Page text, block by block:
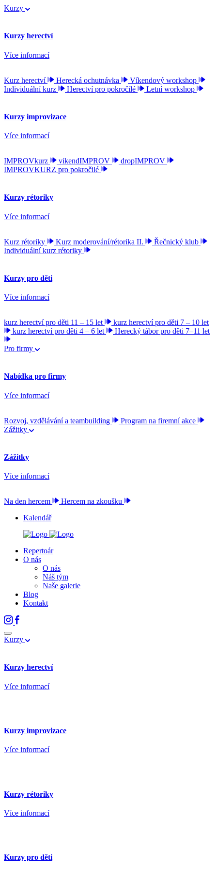
Kurzy
Kurzy herectví
Více informací
Kurz herectví Herecká ochutnávka
Víkendový workshop
Individuální kurz
Herectví pro pokročilé Letní workshop
Kurzy improvizace
Více informací
IMPROVkurz vikendIMPROV
dropIMPROV
IMPROVKURZ pro pokročilé
Kurzy rétoriky
Více informací
Kurz rétoriky Kurz moderování/rétorika II.
Řečnický klub
Individuální kurz rétoriky
Kurzy pro děti
Více informací
kurz herectví pro děti 11 – 15 let
kurz herectví pro děti 7 – 10 let
kurz herectví pro děti 4 – 6 let
Herecký tábor pro děti 7–11 let
Pro firmy
Nabídka pro firmy
Více informací
Rozvoj, vzdělávání a teambuilding
Program na firemní akce
Zážitky
Zážitky
Více informací
Na den hercem
Hercem na zkoušku
Kalendář
Repertoár
O nás
O nás
Náš tým
Naše galerie
Blog
Kontakt
Kurzy
Kurzy herectví
Více informací
Kurzy improvizace
Více informací
Kurzy rétoriky
Více informací
Kurzy pro děti